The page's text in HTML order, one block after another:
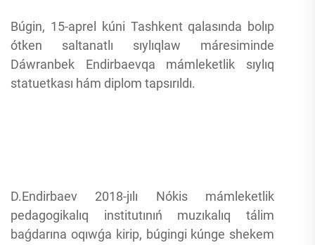
Búgin, 15-aprel kúni Tashkent qalasında bolıp
ótken saltanatlı sıylıqlaw máresiminde
Dáwranbek Endirbaevqa mámleketlik sıylıq
statuetkası hám diplom tapsırıldı.
D.Endirbaev 2018-jılı Nókis mámleketlik
pedagogikalıq institutınıń muzıkalıq tálim
baǵdarına oqıwǵa kirip, búgingi kúnge shekem